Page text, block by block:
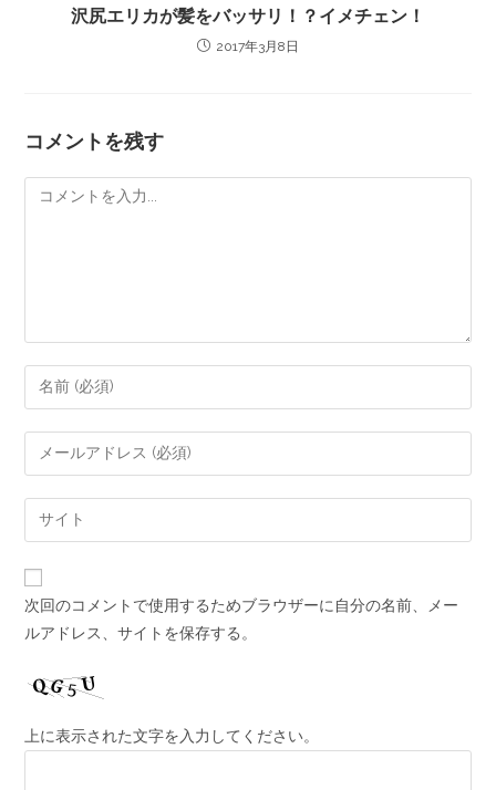
沢尻エリカが髪をバッサリ！？イメチェン！
2017年3月8日
コメントを残す
次回のコメントで使用するためブラウザーに自分の名前、メー
ルアドレス、サイトを保存する。
上に表示された文字を入力してください。